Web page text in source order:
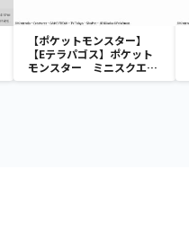
【ポケットモンスター】
【Eテラパゴス】ポケット
モンスター ミニスクエア
ポーチ